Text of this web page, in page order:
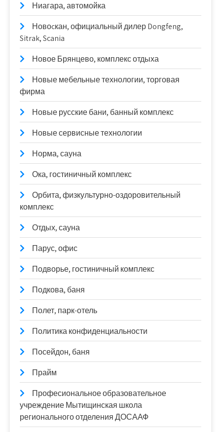
Ниагара, автомойка
Новоcкан, официальный дилер Dongfeng,
Sitrak, Scania
Новое Брянцево, комплекс отдыха
Новые мебельные технологии, торговая
фирма
Новые русские бани, банный комплекс
Новые сервисные технологии
Норма, сауна
Ока, гостиничный комплекс
Орбита, физкультурно-оздоровительный
комплекс
Отдых, сауна
Парус, офис
Подворье, гостиничный комплекс
Подкова, баня
Полет, парк-отель
Политика конфиденциальности
Посейдон, баня
Прайм
Професиональное образовательное
учреждение Мытищинская школа
регионального отделения ДОСААФ